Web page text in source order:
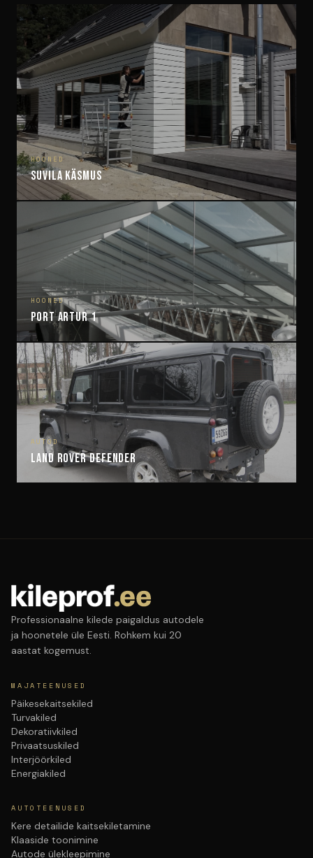
HOONED
Suvila Käsmus
HOONED
Port Artur 1
AUTOD
Land Rover Defender
Professionaalne kilede paigaldus autodele
ja hoonetele üle Eesti. Rohkem kui 20
aastat kogemust.
MAJATEENUSED
Päikesekaitsekiled
Turvakiled
Dekoratiivkiled
Privaatsuskiled
Interjöörkiled
Energiakiled
AUTOTEENUSED
Kere detailide kaitsekiletamine
Klaaside toonimine
Autode ülekleepimine